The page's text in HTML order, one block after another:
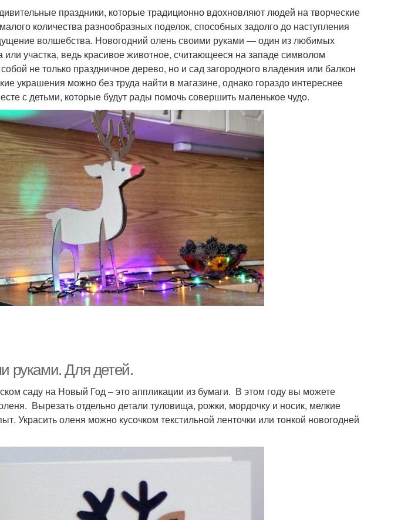
праздники, которые традиционно вдохновляют людей на творческие
количества разнообразных поделок, способных задолго до наступления
волшебства. Новогодний олень своими руками — один из любимых
участка, ведь красивое животное, считающееся на западе символом
не только праздничное дерево, но и сад загородного владения или балкон
украшения можно без труда найти в магазине, однако гораздо интереснее
с детьми, которые будут рады помочь совершить маленькое чудо.
руками. Для детей.
саду на Новый Год – это аппликации из бумаги. В этом году вы можете
Вырезать отдельно детали туловища, рожки, мордочку и носик, мелкие
Украсить оленя можно кусочком текстильной ленточки или тонкой новогодней